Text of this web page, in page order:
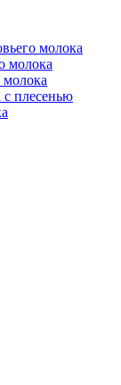
молока
молока
плесенью